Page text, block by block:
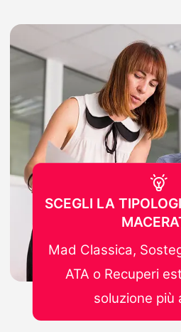
SCEGLI LA
Mad Classica,
ATA o Recuperi
soluzione più